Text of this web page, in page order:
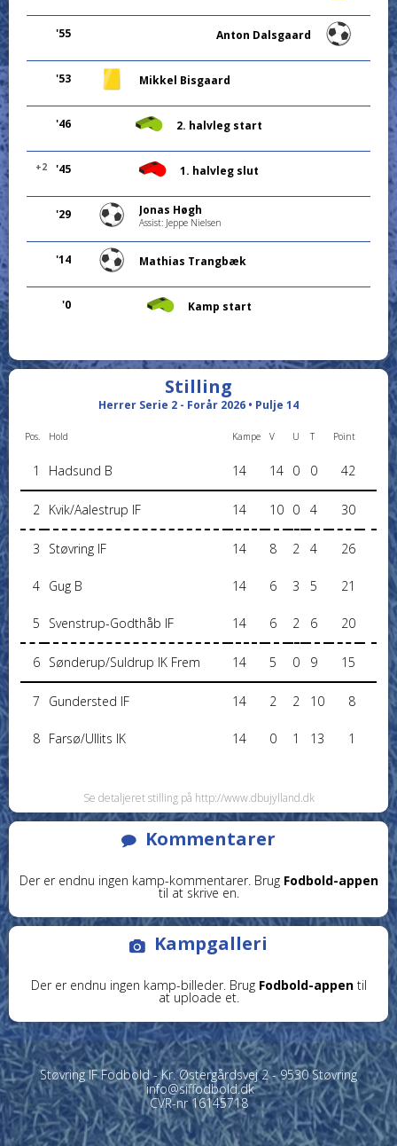
'55 Anton Dalsgaard
'53 Mikkel Bisgaard
'46 2. halvleg start
'45
+2 1. halvleg slut
'29 Jonas Høgh
Assist: Jeppe Nielsen
'14 Mathias Trangbæk
'0 Kamp start
Stilling
Herrer Serie 2 - Forår 2026 • Pulje 14
Pos. Hold Kampe V U T Point
1 Hadsund B 14 14 0 0 42
2 Kvik/Aalestrup IF 14 10 0 4 30
3 Støvring IF 14 8 2 4 26
4 Gug B 14 6 3 5 21
5 Svenstrup-Godthåb IF 14 6 2 6 20
6 Sønderup/Suldrup IK Frem 14 5 0 9 15
7 Gundersted IF 14 2 2 10 8
8 Farsø/Ullits IK 14 0 1 13 1
Se detaljeret stilling på http://www.dbujylland.dk
Kommentarer
Der er endnu ingen kamp-kommentarer. Brug Fodbold-appen
til at skrive en.
Kampgalleri
Der er endnu ingen kamp-billeder. Brug Fodbold-appentil
at uploade et.
Støvring IF Fodbold - Kr. Østergårdsvej 2 - 9530 Støvring
info@siffodbold.dk
CVR-nr 16145718